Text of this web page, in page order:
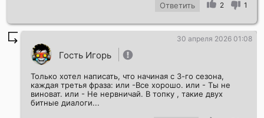
Ответить 2 1
Гость Игорь
30 апреля 2026 01:08
Только хотел написать, что начиная с 3-го сезона,
каждая третья фраза: или -Все хорошо. или - Ты не
виноват. или - Не нервничай. В топку , такие двух
битные диалоги...